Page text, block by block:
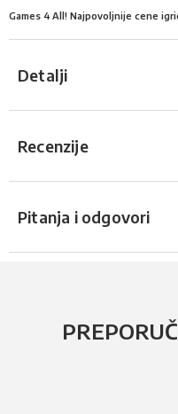
Games 4 All! Najpovoljnije cene
Detalji
Recenzije
Pitanja i odgovori